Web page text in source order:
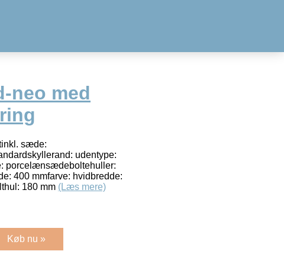
neo med
sæde:
udentype:
porcelænsædeboltehuller:
400 mmfarve: hvidbredde:
180 mm (Læs mere)
Køb nu »